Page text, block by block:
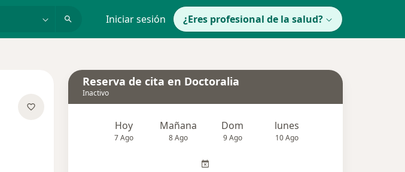
Iniciar sesión ¿Eres profesional de la salud?
Reserva de cita en Doctoralia
Inactivo
Hoy
7 Ago
Mañana
8 Ago
Dom
9 Ago
lunes
10 Ago